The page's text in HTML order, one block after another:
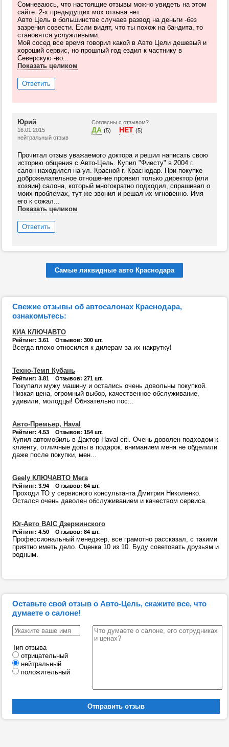
Сомневаюсь, что настоящие отзывы можно увидеть на этом
сайте. 2-х предыдущих мох отзыва нет.
Авто Цель в большинстве случаев развод на деньги -без
зазрения совести. Если видят, что ты похож на бандита, то
становятся услужливыми.
Мой сосед все время говорил какой в Авто Цели дешевый и
хороший сервис, но прошлый год ездил к частнику в
Северскую -во...
Показать целиком
Ответить
Юрий
16.01.2015
нейтральный отзыв
Согласны с отзывом?
ДА (5) НЕТ (5)
Прочитал отзыв уважаемого доктора и решил написать свою
историю общения с Авто-Цель. Купил "Фиесту" в 2004 г.
салон находился на ул. Красной г. Краснодар. При покупке
доброжелательное отношение проявил только директор (или
хозяин) салона, который многократно подходил, спрашивал о
моих проблемах, тут же звонил и решал их мгновенно. Имя
его к сожал...
Показать целиком
Ответить
Самые ликвидные авто Краснодара
Свежие отзывы об автосалонах Краснодара,
ознакомьтесь:
КИА КЛЮЧАВТО
Рейтинг: 3.61 Отзывов: 300 шт.
Всегда плохо относился к дилерам за их накрутку!
Техно-Темп Кубань
Рейтинг: 3.81 Отзывов: 271 шт.
Покупали мужу машину и остались очень довольны покупкой.
Низкая цена, огромный выбор, качественное обслуживание,
удивили, молодцы! Обязательно пос...
Авто-Премьер, Haval
Рейтинг: 4.53 Отзывов: 154 шт.
Купил автомобиль в Дактор Haval citi. Очень доволен подходом к
клиенту, отличные допы в подарок. вниманием меня не обделили
даже после покупки, мен...
Geely КЛЮЧАВТО Мега
Рейтинг: 3.94 Отзывов: 64 шт.
Проходи ТО у сервисного консультанта Дмитрия Николенко.
Остался очень даволен обслуживанием и качеством сервиса.
Юг-Авто BAIC Дзержинского
Рейтинг: 4.50 Отзывов: 84 шт.
Профессиональный менеджер, все грамотно рассказал, с такими
приятно иметь дело. Оценка 10 из 10. Буду советовать друзьям и
родным.
Оставьте свой отзыв о Авто-Цель, скажите все, что
думаете о салоне!
Тип отзыва
отрицательный
нейтральный
положительный